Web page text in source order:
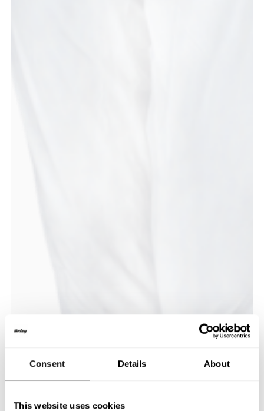
Consent Details About
This website uses cookies